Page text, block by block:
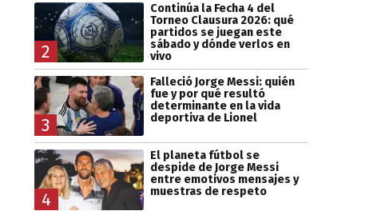
2
Continúa la Fecha 4 del
Torneo Clausura 2026: qué
partidos se juegan este
sábado y dónde verlos en
vivo
3
Falleció Jorge Messi: quién
fue y por qué resultó
determinante en la vida
deportiva de Lionel
4
El planeta fútbol se
despide de Jorge Messi
entre emotivos mensajes y
muestras de respeto